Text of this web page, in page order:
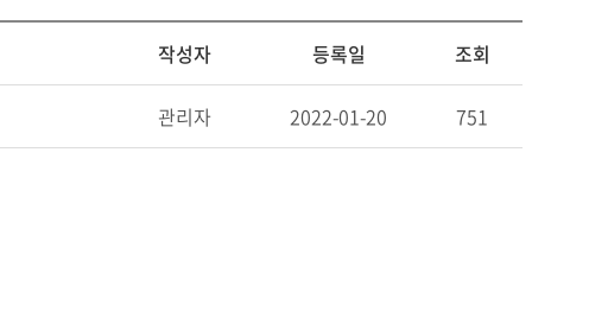
작성자 등록일 조회
관리자 2022-01-20 751